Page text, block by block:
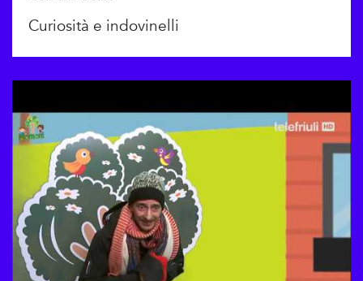
Curiosità e indovinelli